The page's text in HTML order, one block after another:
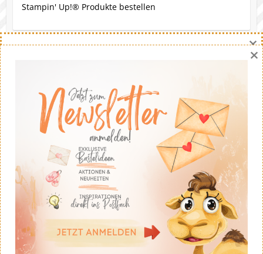
Stampin' Up!® Produkte bestellen
Eine Bitte
Gerne darfst du meine Werke nachbasteln. Die Ideen
stammen - soweit nicht anders angegeben - von mir.
Wenn du meine Ideen auf deinem eigenen Blog
veröffentlichst solltest du fairerweise auf mich und
meinen Blog verweisen. Eine kommerzielle Nutzung ist
untersagt. Dankeschön!
×
×